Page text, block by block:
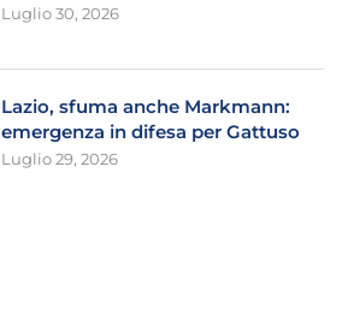
Luglio 30, 2026
Lazio, sfuma anche Markmann:
emergenza in difesa per Gattuso
Luglio 29, 2026